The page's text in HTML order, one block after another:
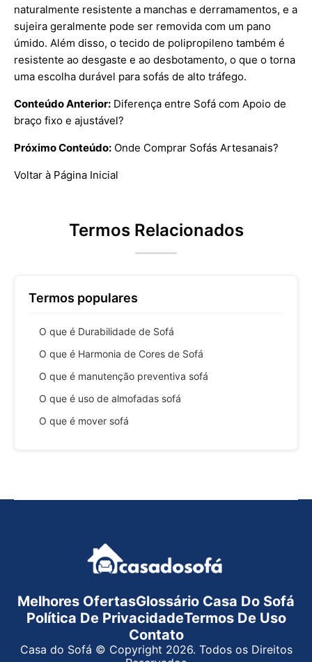
naturalmente resistente a manchas e derramamentos, e a
sujeira geralmente pode ser removida com um pano
úmido. Além disso, o tecido de polipropileno também é
resistente ao desgaste e ao desbotamento, o que o torna
uma escolha durável para sofás de alto tráfego.
Conteúdo Anterior: Diferença entre Sofá com Apoio de
braço fixo e ajustável?
Próximo Conteúdo: Onde Comprar Sofás Artesanais?
Voltar à Página Inicial
Termos Relacionados
Termos populares
O que é Durabilidade de Sofá
O que é Harmonia de Cores de Sofá
O que é manutenção preventiva sofá
O que é uso de almofadas sofá
O que é mover sofá
Melhores OfertasGlossário Casa Do Sofá
Política De PrivacidadeTermos De Uso
Contato
Casa do Sofá © Copyright 2026. Todos os Direitos